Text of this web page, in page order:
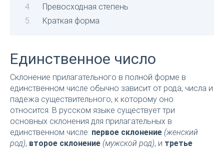
Превосходная степень
Краткая форма
Единственное число
Склонение прилагательного в полной форме в
единственном числе обычно зависит от рода, числа и
падежа существительного, к которому оно
относится. В русском языке существует три
основных склонения для прилагательных в
единственном числе: первое склонение (женский
род), второе склонение (мужской род), и третье